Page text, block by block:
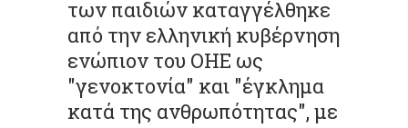
των παιδιών καταγγέλθηκε
από την ελληνική κυβέρνηση
ενώπιον του ΟΗΕ ως
"γενοκτονία" και "έγκλημα
κατά της ανθρωπότητας", με